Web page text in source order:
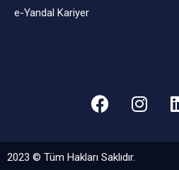
e-Yandal Kariyer
2023 © Tüm Hakları Saklıdır.